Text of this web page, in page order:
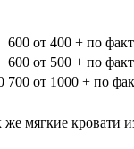
600 от 400 + по
600 от 500 + по
700 от 1000 + по
же мягкие кровати